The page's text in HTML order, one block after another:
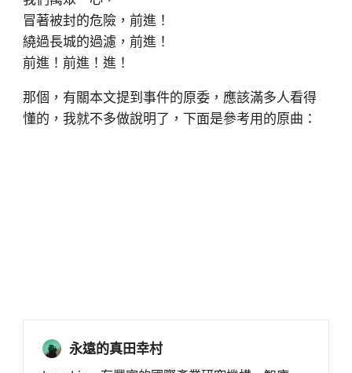
冒著被封的危險，前進！
繞過長城的過濾，前進！
前進！前進！進！
那個，有關本文提到事件的原委，應該滿多人看得
懂的，我就不多做說明了，下面是參考用的原曲：
永遠的真田幸村